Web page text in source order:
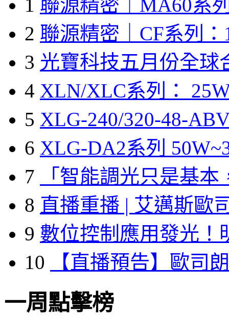
1 聯源精密｜MA60系
2 聯源精密｜CF系列：
3 光寶科技五月份全球
4 XLN/XLC系列：
5 XLG-240/320-48-
6 XLG-DA2系列
7
「智能調光只是基本
8 直播重播 | 艾邁斯歐
9 數位控制應用發光！
10
【直播預告】歐司
一周點擊榜